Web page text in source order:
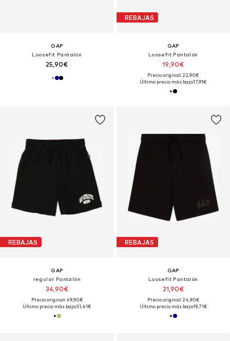
GAP
Loosefit Pantalón
25,90€
REBAJAS
GAP
Loosefit Pantalón
19,90€
Precio original: 22,90€
Último precio más bajo:17,91€
REBAJAS
GAP
regular Pantalón
34,90€
Precio original: 49,90€
Último precio más bajo:31,41€
REBAJAS
GAP
Loosefit Pantalón
21,90€
Precio original: 24,90€
Último precio más bajo:19,71€